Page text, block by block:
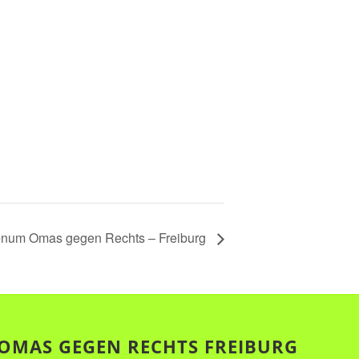
Omas gegen Rechts – Freiburg
GEGEN RECHTS FREIBURG